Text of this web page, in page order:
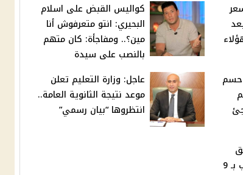
سعر
كواليس القبض على اسلام
البحيري: انتو متعرفوش أنا
مين؟.. ومفاجأة: كان متهم
بالنصب على سيدة
حسم
عاجل: وزارة التعليم تعلن
موعد نتيجة الثانوية العامة..
انتظروها “بيان رسمي”
جديدة اليوم.. الجو هيقلب بـ 9